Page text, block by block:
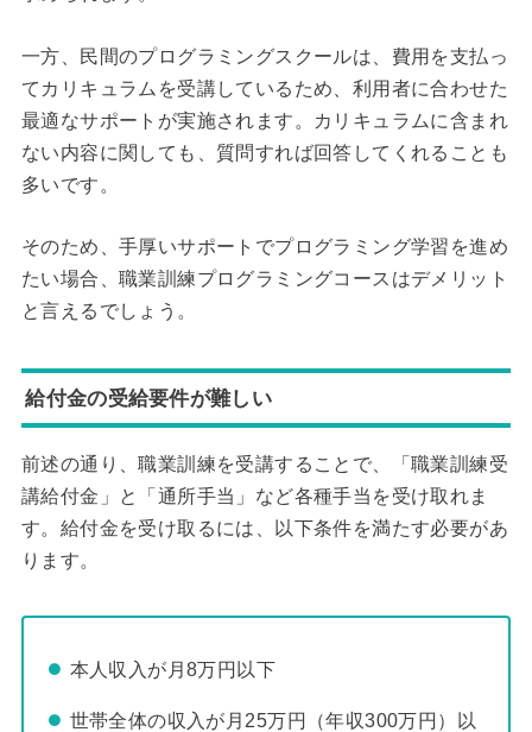
一方、民間のプログラミングスクールは、費用を支払っ
てカリキュラムを受講しているため、利用者に合わせた
最適なサポートが実施されます。カリキュラムに含まれ
ない内容に関しても、質問すれば回答してくれることも
多いです。
そのため、手厚いサポートでプログラミング学習を進め
たい場合、職業訓練プログラミングコースはデメリット
と言えるでしょう。
給付金の受給要件が難しい
前述の通り、職業訓練を受講することで、「職業訓練受
講給付金」と「通所手当」など各種手当を受け取れま
す。給付金を受け取るには、以下条件を満たす必要があ
ります。
本人収入が月8万円以下
世帯全体の収入が月25万円（年収300万円）以